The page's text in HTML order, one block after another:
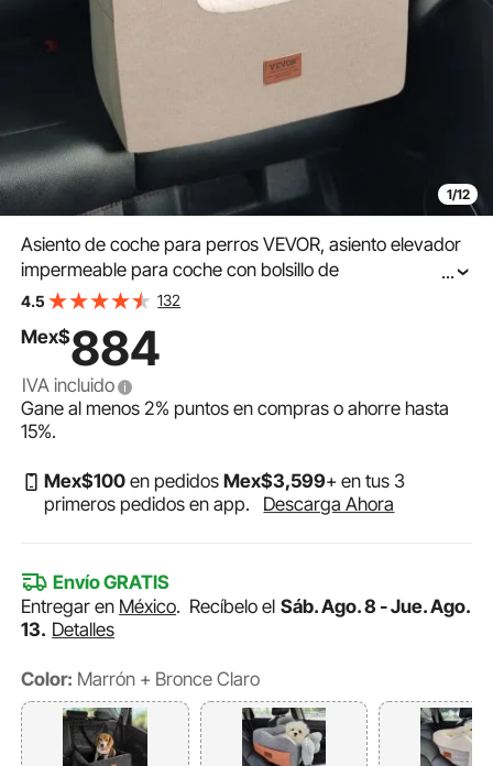
1/12
Asiento de coche para perros VEVOR, asiento elevador
impermeable para coche con bolsillo de
almacenamiento, correa de seguridad con clip y relleno
hasta 25 kg, color marrón
...
4.5 132
Mex$884
IVA incluido
Gane al menos2% puntos en compras o ahorre hasta
15%.
Mex$100 en pedidosMex$3,599+ en tus 3
primeros pedidos en app.
Descarga Ahora
Envío GRATIS
Entregar en México. Recíbelo el Sáb. Ago. 8 - Jue. Ago.
13. Detalles
Color: Marrón + Bronce Claro